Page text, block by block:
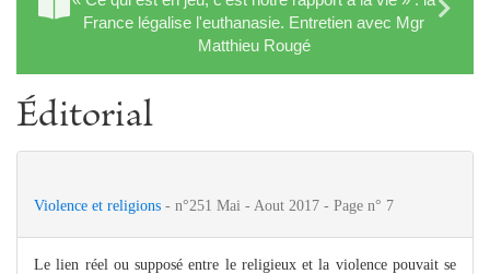
France légalise l'euthanasie. Entretien avec Mgr
Matthieu Rougé
Éditorial
Violence et religions - n°251 Mai - Aout 2017 - Page n° 7
Le lien réel ou supposé entre le religieux et la violence pouvait se